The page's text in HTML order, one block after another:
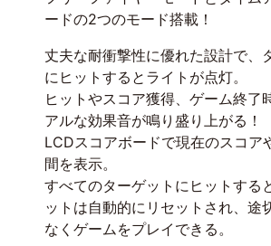
ードの2つのモード搭載！
丈夫な耐衝撃性に優れた設計で、
にヒットするとライトが点灯。
ヒットやスコア獲得、ゲーム終了
アルな効果音が鳴り盛り上がる！
LCDスコアボードで現在のスコア
間を表示。
すべてのターゲットにヒットする
ットは自動的にリセットされ、途
なくゲームをプレイできる。